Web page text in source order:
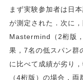
まず実験参加者は日
が測定された．次に
Mastermind（2桁版
果，7名の低スパン群
に比べて成績が劣り
（4桁版）の場合，